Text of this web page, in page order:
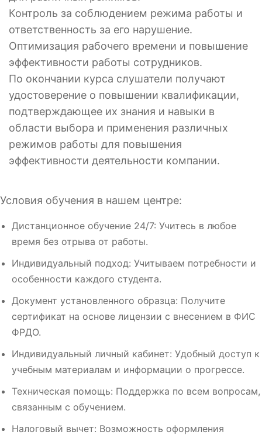
Контроль за соблюдением режима работы и
ответственность за его нарушение.
Оптимизация рабочего времени и повышение
эффективности работы сотрудников.
По окончании курса слушатели получают
удостоверение о повышении квалификации,
подтверждающее их знания и навыки в
области выбора и применения различных
режимов работы для повышения
эффективности деятельности компании.
Условия обучения в нашем центре:
Дистанционное обучение 24/7: Учитесь в любое
время без отрыва от работы.
Индивидуальный подход: Учитываем потребности и
особенности каждого студента.
Документ установленного образца: Получите
сертификат на основе лицензии с внесением в ФИС
ФРДО.
Индивидуальный личный кабинет: Удобный доступ к
учебным материалам и информации о прогрессе.
Техническая помощь: Поддержка по всем вопросам,
связанным с обучением.
Налоговый вычет: Возможность оформления